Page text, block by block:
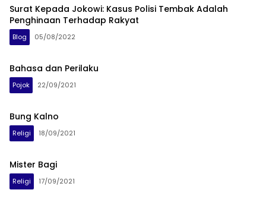
Surat Kepada Jokowi: Kasus Polisi Tembak Adalah
Penghinaan Terhadap Rakyat
Blog 05/08/2022
Bahasa dan Perilaku
Pojok 22/09/2021
Bung Kalno
Religi 18/09/2021
Mister Bagi
Religi 17/09/2021